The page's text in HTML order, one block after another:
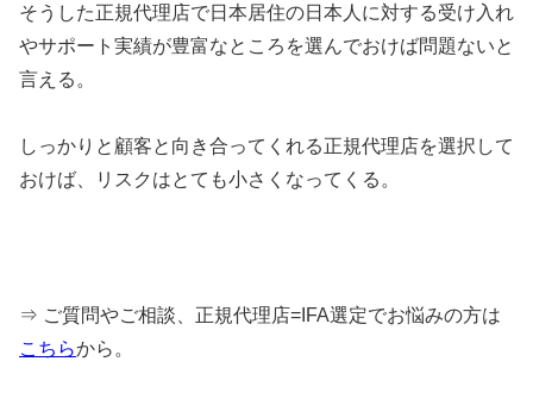
そうした正規代理店で日本居住の日本人に対する受け入れ
やサポート実績が豊富なところを選んでおけば問題ないと
言える。
しっかりと顧客と向き合ってくれる正規代理店を選択して
おけば、リスクはとても小さくなってくる。
⇒ ご質問やご相談、正規代理店=IFA選定でお悩みの方は
こちらから。